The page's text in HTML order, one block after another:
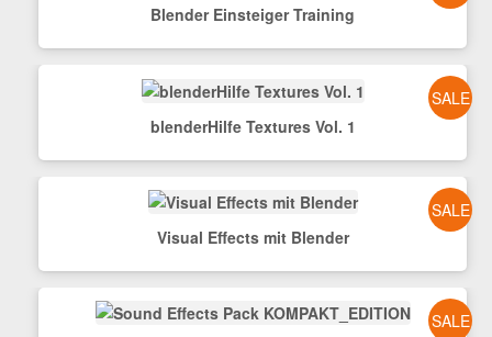
Blender Einsteiger Training
SALE
blenderHilfe Textures Vol. 1
SALE
Visual Effects mit Blender
SALE